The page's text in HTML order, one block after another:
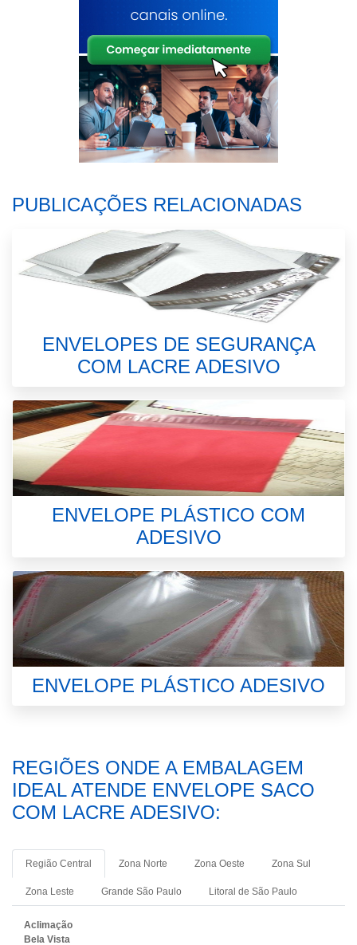
PUBLICAÇÕES RELACIONADAS
ENVELOPES DE SEGURANÇA
COM LACRE ADESIVO
ENVELOPE PLÁSTICO COM
ADESIVO
ENVELOPE PLÁSTICO ADESIVO
REGIÕES ONDE A EMBALAGEM
IDEAL ATENDE ENVELOPE SACO
COM LACRE ADESIVO:
Região Central Zona Norte Zona Oeste Zona Sul
Zona Leste Grande São Paulo Litoral de São Paulo
Aclimação
Bela Vista